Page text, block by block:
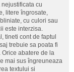
cu
litere îngrosate,
cu culori sau
este interzisa.
tineti cont de faptul
trebuie sa poata fi
Orice abatere de la
mai sus îngreuneaza
textului si